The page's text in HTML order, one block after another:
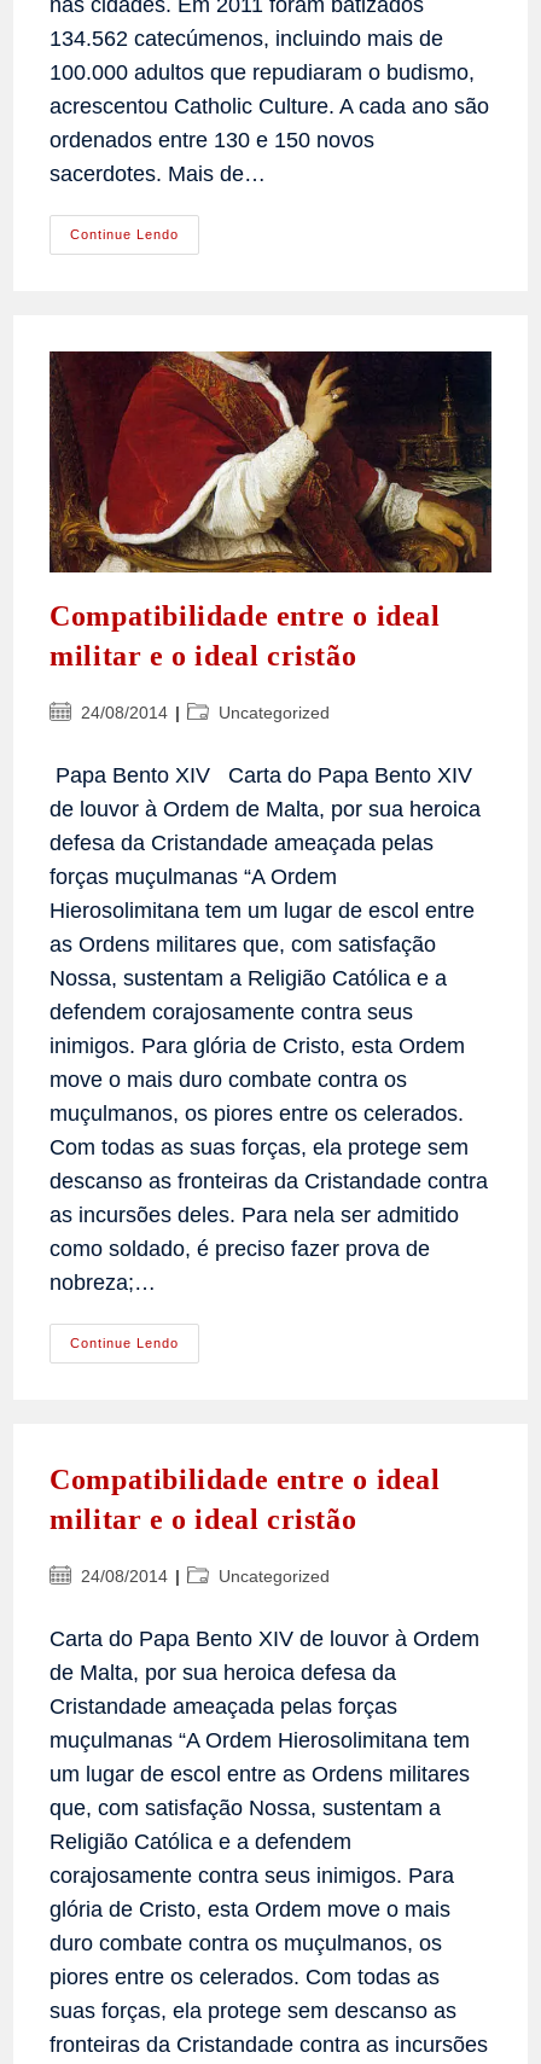
134.562 catecúmenos, incluindo mais de
100.000 adultos que repudiaram o budismo,
acrescentou Catholic Culture. A cada ano são
ordenados entre 130 e 150 novos
sacerdotes. Mais de…
Continue Lendo
Da
Frutos
Na
Coréia
Do
Sul
Compatibilidade entre o ideal
militar e o ideal cristão
Post24/08/2014
Categoria
Uncategorized
Papa Bento XIV Carta do Papa Bento XIV
de louvor à Ordem de Malta, por sua heroica
defesa da Cristandade ameaçada pelas
forças muçulmanas “A Ordem
Hierosolimitana tem um lugar de escol entre
as Ordens militares que, com satisfação
Nossa, sustentam a Religião Católica e a
defendem corajosamente contra seus
inimigos. Para glória de Cristo, esta Ordem
move o mais duro combate contra os
muçulmanos, os piores entre os celerados.
Com todas as suas forças, ela protege sem
descanso as fronteiras da Cristandade contra
as incursões deles. Para nela ser admitido
como soldado, é preciso fazer prova de
nobreza;…
Continue Lendo
Entre
Cristão
Compatibilidade entre o ideal
militar e o ideal cristão
Post24/08/2014
Categoria
Uncategorized
Carta do Papa Bento XIV de louvor à Ordem
de Malta, por sua heroica defesa da
Cristandade ameaçada pelas forças
muçulmanas “A Ordem Hierosolimitana tem
um lugar de escol entre as Ordens militares
que, com satisfação Nossa, sustentam a
Religião Católica e a defendem
corajosamente contra seus inimigos. Para
glória de Cristo, esta Ordem move o mais
duro combate contra os muçulmanos, os
piores entre os celerados. Com todas as
suas forças, ela protege sem descanso as
fronteiras da Cristandade contra as incursões